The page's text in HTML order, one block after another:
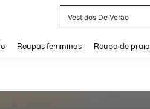
Vestidos De Verão
Roupas femininas Roupa de praia